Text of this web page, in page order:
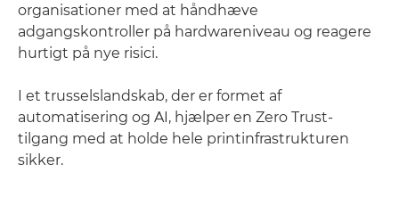
organisationer med at håndhæve
adgangskontroller på hardwareniveau og reagere
hurtigt på nye risici.
I et trusselslandskab, der er formet af
automatisering og AI, hjælper en Zero Trust-
tilgang med at holde hele printinfrastrukturen
sikker.